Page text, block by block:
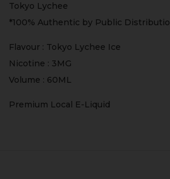
Tokyo Lychee
*100% Authentic by Public
Flavour : Tokyo Lychee Ice
Nicotine : 3MG
Volume : 60ML
Premium Local E-Liquid